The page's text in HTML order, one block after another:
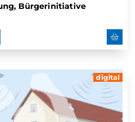
Bürgerinitiative
digital